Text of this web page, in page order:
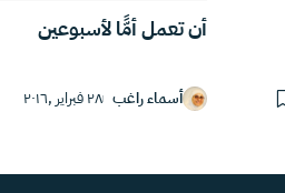
أن تعمل أمًّا لأسبوعين
أسماء راغب ٢٨ فبراير ,٢٠١٦